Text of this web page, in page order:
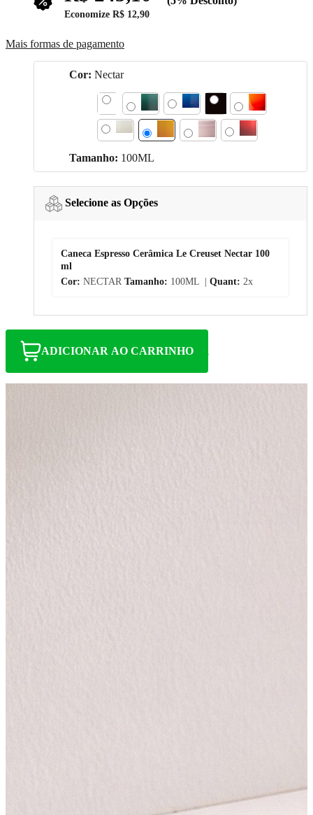
Economize R$ 12,90
Mais formas de pagamento
Cor: Nectar
Tamanho: 100ML
Selecione as Opções
Caneca Espresso Cerâmica Le Creuset Nectar 100
ml
Cor: NECTAR Tamanho: 100ML | Quant: 2x
ADICIONAR AO CARRINHO